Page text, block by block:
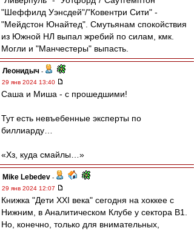
"Шеффилд Уэнсдей"/"Ковентри Сити" -
"Мейдстон Юнайтед". Смутьянам спокойствия
из Южной НЛ выпал жребий по силам, кмк.
Могли и "Манчестеры" выпасть.
Леонидыч -
29 янв 2024 13:40
Саша и Миша - с прошедшими!
Тут есть невъебенные эксперты по
биллиарду…
«Хз, куда смайлы…»
Mike Lebedev -
29 янв 2024 12:07
Книжка "Дети XXI века" сегодня на хоккее с
Нижним, в Аналитическом Клубе у сектора В1.
Но, конечно, только для внимательных,